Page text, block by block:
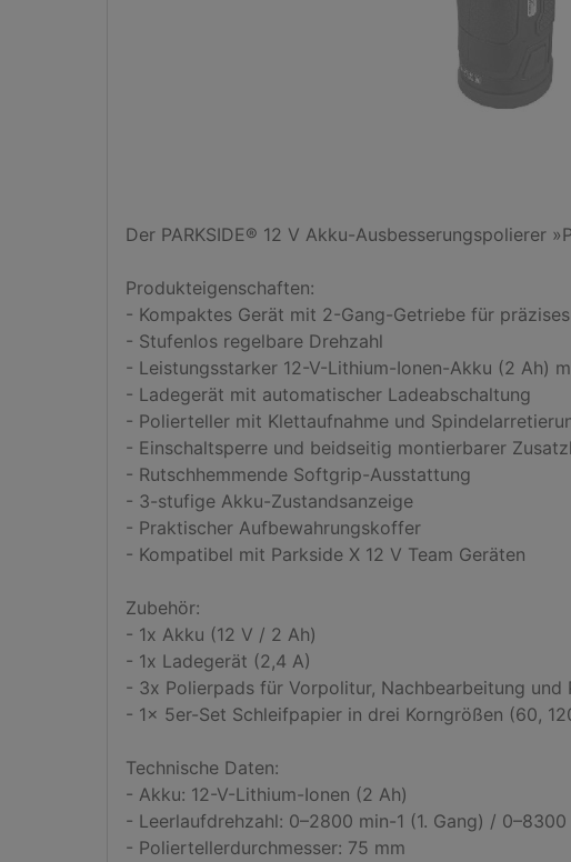
Der PARKSIDE® 12 V Akku-Ausbesserungspolierer
Produkteigenschaften:
- Kompaktes Gerät mit 2-Gang-Getriebe für
- Stufenlos regelbare Drehzahl
- Leistungsstarker 12-V-Lithium-Ionen-Akku (2 Ah)
- Ladegerät mit automatischer Ladeabschaltung
- Polierteller mit Klettaufnahme und
- Einschaltsperre und beidseitig montierbarer
- Rutschhemmende Softgrip-Ausstattung
- 3-stufige Akku-Zustandsanzeige
- Praktischer Aufbewahrungskoffer
- Kompatibel mit Parkside X 12 V Team Geräten
Zubehör:
- 1x Akku (12 V / 2 Ah)
- 1x Ladegerät (2,4 A)
- 3x Polierpads für Vorpolitur, Nachbearbeitung und
- 1x 5er-Set Schleifpapier in drei Korngrößen (60,
Technische Daten:
- Akku: 12-V-Lithium-Ionen (2 Ah)
- Leerlaufdrehzahl: 0–2800 min-1 (1. Gang) / 0–8300
- Poliertellerdurchmesser: 75 mm